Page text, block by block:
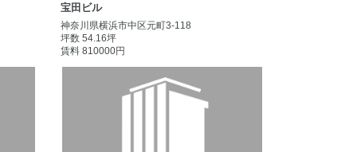
宝田ビル
神奈川県横浜市中区元町3-118
坪数 54.16坪
賃料 810000円